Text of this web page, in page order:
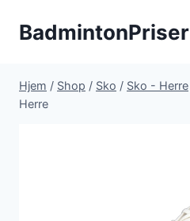
BadmintonPriser
Hjem / Shop / Sko / Sko - Herre
Herre